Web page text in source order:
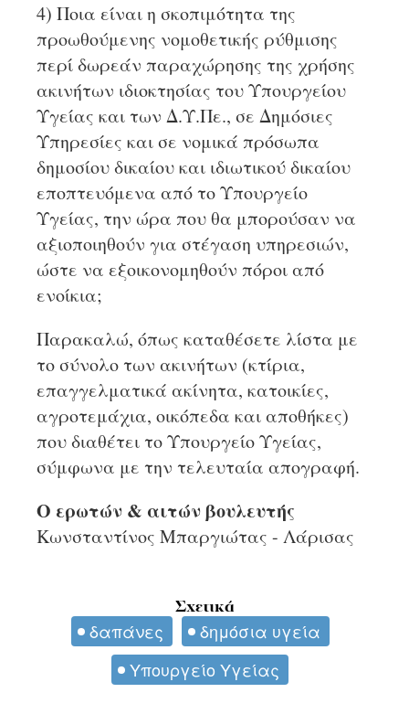
4) Ποια είναι η σκοπιμότητα της
προωθούμενης νομοθετικής ρύθμισης
περί δωρεάν παραχώρησης της χρήσης
ακινήτων ιδιοκτησίας του Υπουργείου
Υγείας και των Δ.Υ.Πε., σε Δημόσιες
Υπηρεσίες και σε νομικά πρόσωπα
δημοσίου δικαίου και ιδιωτικού δικαίου
εποπτευόμενα από το Υπουργείο
Υγείας, την ώρα που θα μπορούσαν να
αξιοποιηθούν για στέγαση υπηρεσιών,
ώστε να εξοικονομηθούν πόροι από
ενοίκια;
Παρακαλώ, όπως καταθέσετε λίστα με
το σύνολο των ακινήτων (κτίρια,
επαγγελματικά ακίνητα, κατοικίες,
αγροτεμάχια, οικόπεδα και αποθήκες)
που διαθέτει το Υπουργείο Υγείας,
σύμφωνα με την τελευταία απογραφή.
Ο ερωτών & αιτών βουλευτής
Κωνσταντίνος Μπαργιώτας - Λάρισας
Σχετικά
δαπάνες
δημόσια υγεία
Υπουργείο Υγείας